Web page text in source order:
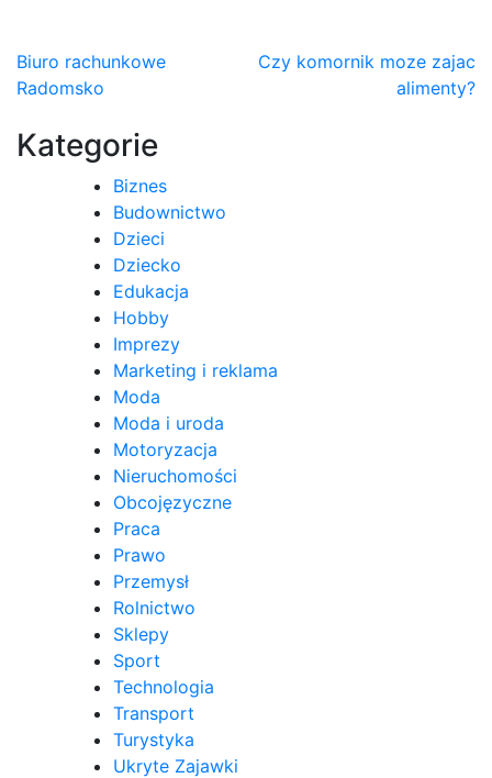
Nawigacja
wpisu
Biuro rachunkowe
Radomsko
Czy komornik moze zajac
alimenty?
Kategorie
Biznes
Budownictwo
Dzieci
Dziecko
Edukacja
Hobby
Imprezy
Marketing i reklama
Moda
Moda i uroda
Motoryzacja
Nieruchomości
Obcojęzyczne
Praca
Prawo
Przemysł
Rolnictwo
Sklepy
Sport
Technologia
Transport
Turystyka
Ukryte Zajawki